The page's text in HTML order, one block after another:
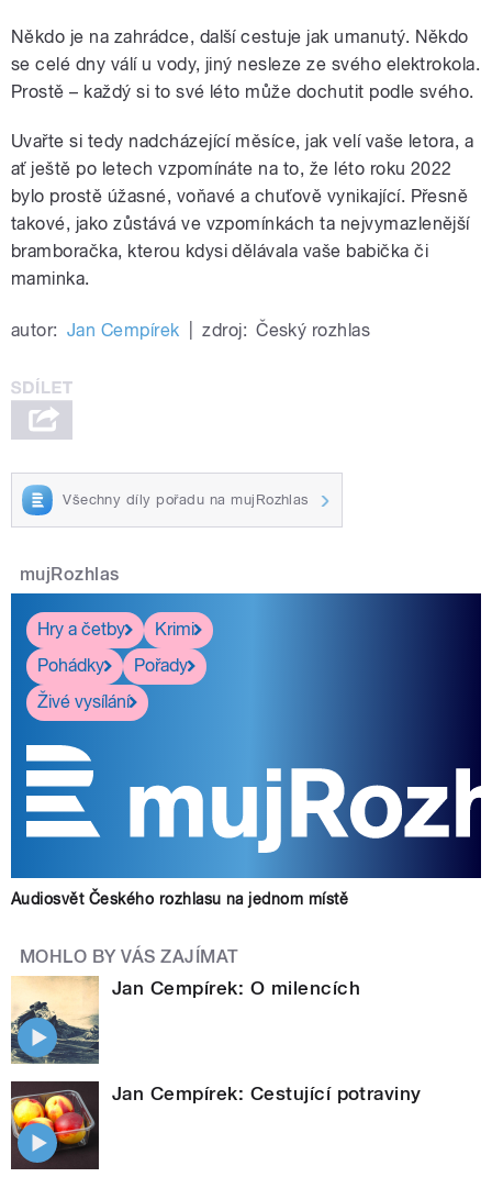
Někdo je na zahrádce, další cestuje jak umanutý. Někdo
se celé dny válí u vody, jiný nesleze ze svého elektrokola.
Prostě – každý si to své léto může dochutit podle svého.
Uvařte si tedy nadcházející měsíce, jak velí vaše letora, a
ať ještě po letech vzpomínáte na to, že léto roku 2022
bylo prostě úžasné, voňavé a chuťově vynikající. Přesně
takové, jako zůstává ve vzpomínkách ta nejvymazlenější
bramboračka, kterou kdysi dělávala vaše babička či
maminka.
autor: Jan Cempírek zdroj: Český rozhlas
Všechny díly pořadu na mujRozhlas
mujRozhlas
Hry a četby
Krimi
Pohádky
Pořady
Živé vysílání
Audiosvět Českého rozhlasu na jednom místě
MOHLO BY VÁS ZAJÍMAT
Jan Cempírek: O milencích
Jan Cempírek: Cestující potraviny